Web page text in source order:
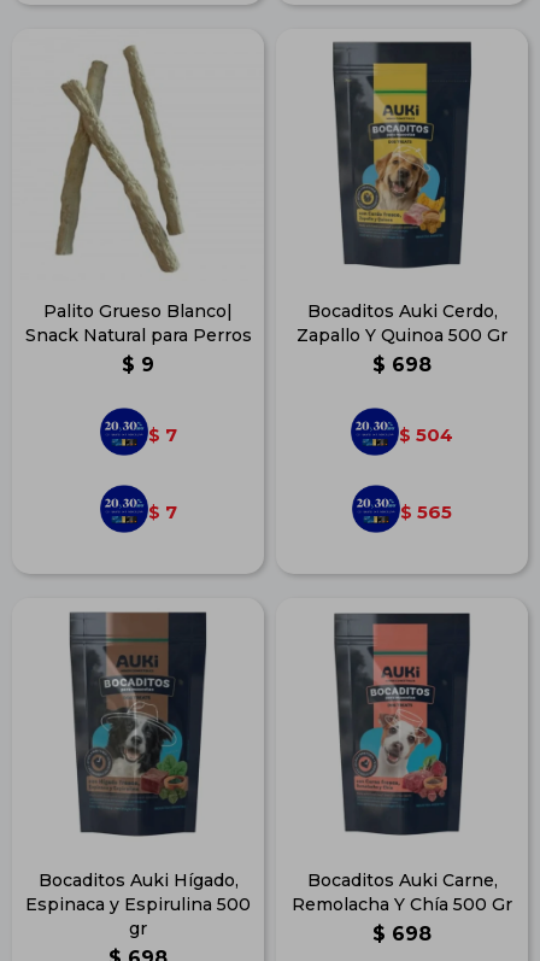
Palito Grueso Blanco|
Snack Natural para Perros
$ 9
$ 7
$ 7
Bocaditos Auki Cerdo,
Zapallo Y Quinoa 500 Gr
$ 698
$ 504
$ 565
Bocaditos Auki Hígado,
Espinaca y Espirulina 500
gr
Bocaditos Auki Carne,
Remolacha Y Chía 500 Gr
$ 698